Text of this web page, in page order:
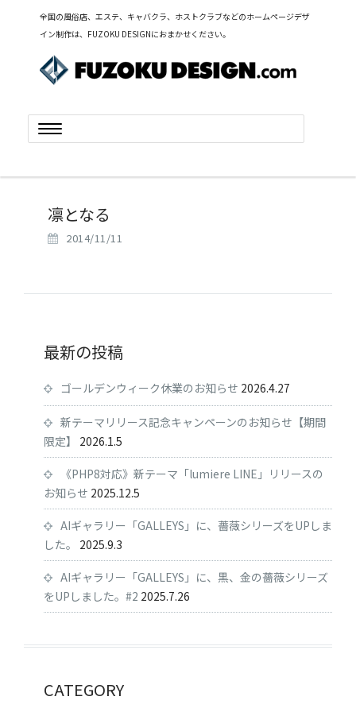
全国の風俗店、エステ、キャバクラ、ホストクラブなどのホームページデザ
イン制作は、FUZOKU DESIGNにおまかせください。
Toggle
navigation
凛となる
2014/11/11
最新の投稿
ゴールデンウィーク休業のお知らせ 2026.4.27
新テーマリリース記念キャンペーンのお知らせ【期間
限定】
2026.1.5
《PHP8対応》新テーマ「lumiere LINE」リリースの
お知らせ 2025.12.5
AIギャラリー「GALLEYS」に、薔薇シリーズをUPしま
した。
2025.9.3
AIギャラリー「GALLEYS」に、黒、金の薔薇シリーズ
をUPしました。#2 2025.7.26
CATEGORY